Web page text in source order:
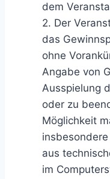
dem
2. Der
das
ohne
Angabe von
Ausspielung
oder zu
Möglichkeit
aus
im